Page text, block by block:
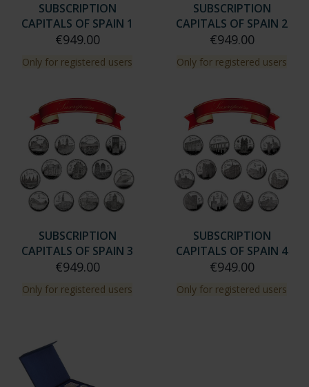
SUBSCRIPTION
CAPITALS OF SPAIN 1
€949.00
Only for registered users
SUBSCRIPTION
CAPITALS OF SPAIN 2
€949.00
Only for registered users
SUBSCRIPTION
CAPITALS OF SPAIN 3
€949.00
Only for registered users
SUBSCRIPTION
CAPITALS OF SPAIN 4
€949.00
Only for registered users